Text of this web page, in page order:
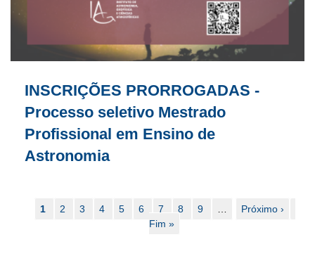
INSCRIÇÕES PRORROGADAS -
Processo seletivo Mestrado
Profissional em Ensino de
Astronomia
Paginação
Página
1 Page
2 Page
3 Page
4 Page
5 Page
6 Page
7 Page
8 Page
9
Próxima
Próximo ›
Fim »